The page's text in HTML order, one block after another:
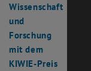
Wissenschaft
und
Forschung
mit dem
KIWIE-Preis